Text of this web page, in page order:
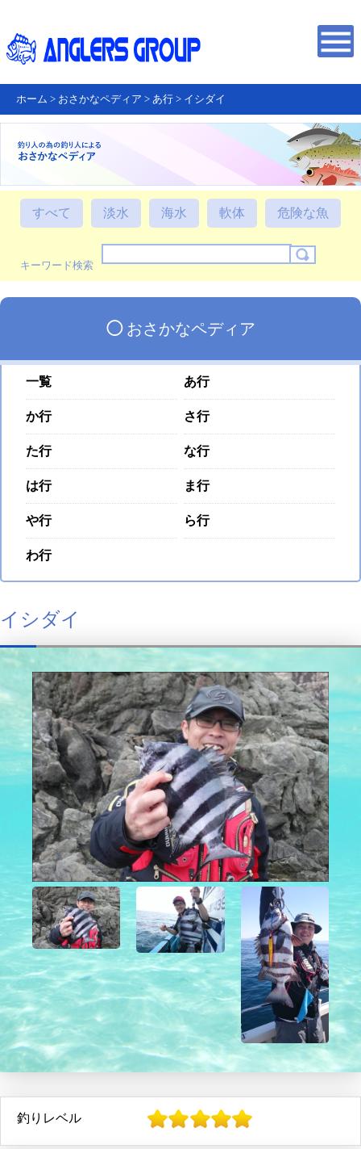
ホーム > おさかなペディア > あ行 > イシダイ
すべて 淡水 海水 軟体 危険な魚
キーワード検索
◯おさかなペディア
一覧 あ行
か行 さ行
た行 な行
は行 ま行
や行 ら行
わ行
イシダイ
釣りレベル